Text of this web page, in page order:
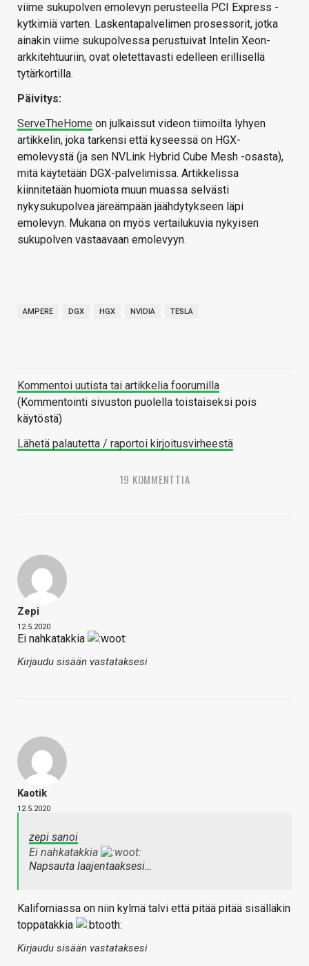
viime sukupolven emolevyn perusteella PCI Express -
kytkimiä varten. Laskentapalvelimen prosessorit, jotka
ainakin viime sukupolvessa perustuivat Intelin Xeon-
arkkitehtuuriin, ovat oletettavasti edelleen erillisellä
tytärkortilla.
Päivitys:
ServeTheHome on julkaissut videon tiimoilta lyhyen
artikkelin, joka tarkensi että kyseessä on HGX-
emolevystä (ja sen NVLink Hybrid Cube Mesh -osasta),
mitä käytetään DGX-palvelimissa. Artikkelissa
kiinnitetään huomiota muun muassa selvästi
nykysukupolvea järeämpään jäähdytykseen läpi
emolevyn. Mukana on myös vertailukuvia nykyisen
sukupolven vastaavaan emolevyyn.
AMPERE DGX HGX NVIDIA TESLA
Kommentoi uutista tai artikkelia foorumilla
(Kommentointi sivuston puolella toistaiseksi pois
käytöstä)
Lähetä palautetta / raportoi kirjoitusvirheestä
19 KOMMENTTIA
Zepi
12.5.2020
Ei nahkatakkia
Kirjaudu sisään vastataksesi
Kaotik
12.5.2020
zepi sanoi
Ei nahkatakkia
Napsauta laajentaaksesi…
Kaliforniassa on niin kylmä talvi että pitää pitää sisälläkin
toppatakkia
Kirjaudu sisään vastataksesi